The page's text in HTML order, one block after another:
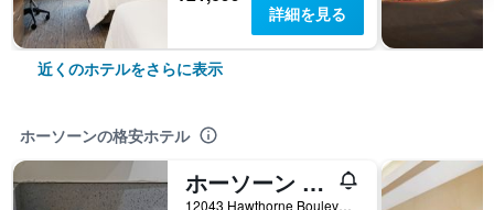
詳細を見る
近くのホテルをさらに表示
ホーソーンの格安ホテル
ホーソーン プラザ イン ニア LAX
12043 Hawthorne Boulevard, ホーソーン, CA, アメリカ合衆国